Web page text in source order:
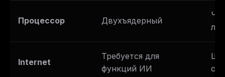
Процессор Двухъядерный
Internet
Требуется для
функций ИИ